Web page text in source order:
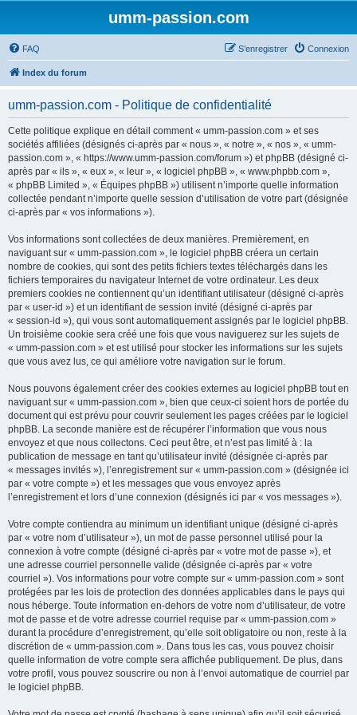
umm-passion.com
FAQ Connexion
S’enregistrer
Index du forum
umm-passion.com - Politique de confidentialité
Cette politique explique en détail comment « umm-passion.com » et ses
sociétés affiliées (désignés ci-après par « nous », « notre », « nos », « umm-
passion.com », « https://www.umm-passion.com/forum ») et phpBB (désigné ci-
après par « ils », « eux », « leur », « logiciel phpBB », « www.phpbb.com »,
« phpBB Limited », « Équipes phpBB ») utilisent n’importe quelle information
collectée pendant n’importe quelle session d’utilisation de votre part (désignée
ci-après par « vos informations »).
Vos informations sont collectées de deux manières. Premièrement, en
naviguant sur « umm-passion.com », le logiciel phpBB créera un certain
nombre de cookies, qui sont des petits fichiers textes téléchargés dans les
fichiers temporaires du navigateur Internet de votre ordinateur. Les deux
premiers cookies ne contiennent qu’un identifiant utilisateur (désigné ci-après
par « user-id ») et un identifiant de session invité (désigné ci-après par
« session-id »), qui vous sont automatiquement assignés par le logiciel phpBB.
Un troisième cookie sera créé une fois que vous naviguerez sur les sujets de
« umm-passion.com » et est utilisé pour stocker les informations sur les sujets
que vous avez lus, ce qui améliore votre navigation sur le forum.
Nous pouvons également créer des cookies externes au logiciel phpBB tout en
naviguant sur « umm-passion.com », bien que ceux-ci soient hors de portée du
document qui est prévu pour couvrir seulement les pages créées par le logiciel
phpBB. La seconde manière est de récupérer l’information que vous nous
envoyez et que nous collectons. Ceci peut être, et n’est pas limité à : la
publication de message en tant qu’utilisateur invité (désignée ci-après par
« messages invités »), l’enregistrement sur « umm-passion.com » (désignée ici
par « votre compte ») et les messages que vous envoyez après
l’enregistrement et lors d’une connexion (désignés ici par « vos messages »).
Votre compte contiendra au minimum un identifiant unique (désigné ci-après
par « votre nom d’utilisateur »), un mot de passe personnel utilisé pour la
connexion à votre compte (désigné ci-après par « votre mot de passe »), et
une adresse courriel personnelle valide (désignée ci-après par « votre
courriel »). Vos informations pour votre compte sur « umm-passion.com » sont
protégées par les lois de protection des données applicables dans le pays qui
nous héberge. Toute information en-dehors de votre nom d’utilisateur, de votre
mot de passe et de votre adresse courriel requise par « umm-passion.com »
durant la procédure d’enregistrement, qu’elle soit obligatoire ou non, reste à la
discrétion de « umm-passion.com ». Dans tous les cas, vous pouvez choisir
quelle information de votre compte sera affichée publiquement. De plus, dans
votre profil, vous pouvez souscrire ou non à l’envoi automatique de courriel par
le logiciel phpBB.